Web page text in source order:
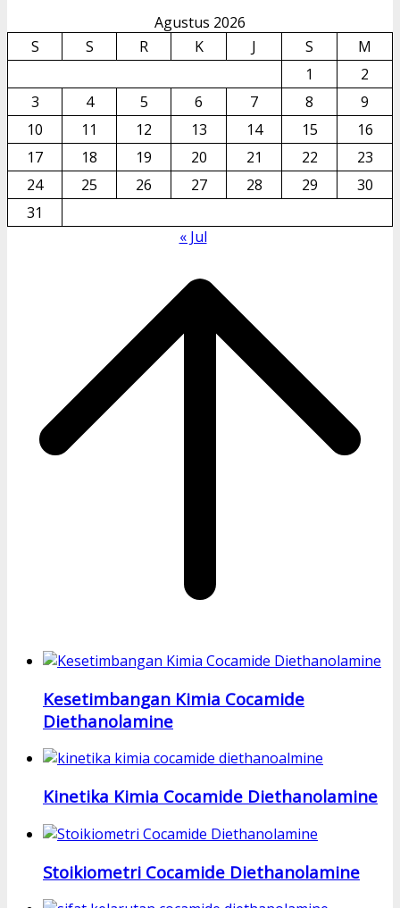
Agustus 2026
S
S R K J S
M
1
2
3
4 5 6 7 8
9
10
11 12 13 14 15
16
17
18 19 20 21 22
23
24
25 26 27 28 29
30
31
« Jul
Kesetimbangan Kimia Cocamide
Diethanolamine
Kinetika Kimia Cocamide Diethanolamine
Stoikiometri Cocamide Diethanolamine